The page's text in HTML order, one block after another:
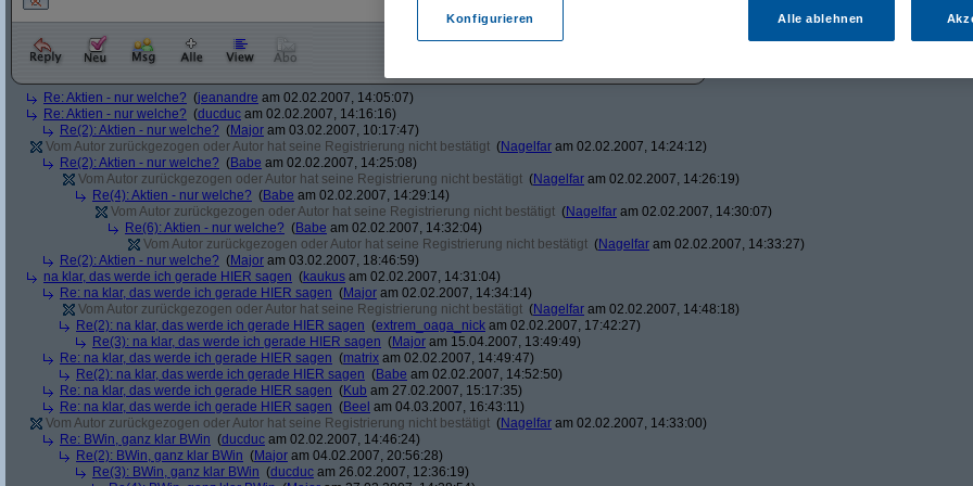
Re: Aktien - nur welche? (jeanandre am 02.02.2007, 14:05:07)
Re: Aktien - nur welche? (ducduc am 02.02.2007, 14:16:16)
Re(2): Aktien - nur welche? (Major am 03.02.2007, 10:17:47)
Vom Autor zurückgezogen oder Autor hat seine Registrierung nicht bestätigt (Nagelfar am 02.02.2007, 14:24:12)
Re(2): Aktien - nur welche? (Babe am 02.02.2007, 14:25:08)
Vom Autor zurückgezogen oder Autor hat seine Registrierung nicht bestätigt (Nagelfar am 02.02.2007, 14:26:19)
Re(4): Aktien - nur welche? (Babe am 02.02.2007, 14:29:14)
Vom Autor zurückgezogen oder Autor hat seine Registrierung nicht bestätigt (Nagelfar am 02.02.2007, 14:30:07)
Re(6): Aktien - nur welche? (Babe am 02.02.2007, 14:32:04)
Vom Autor zurückgezogen oder Autor hat seine Registrierung nicht bestätigt (Nagelfar am 02.02.2007, 14:33:27)
Re(2): Aktien - nur welche? (Major am 03.02.2007, 18:46:59)
na klar, das werde ich gerade HIER sagen (kaukus am 02.02.2007, 14:31:04)
Re: na klar, das werde ich gerade HIER sagen (Major am 02.02.2007, 14:34:14)
Vom Autor zurückgezogen oder Autor hat seine Registrierung nicht bestätigt (Nagelfar am 02.02.2007, 14:48:18)
Re(2): na klar, das werde ich gerade HIER sagen (extrem_oaga_nick am 02.02.2007, 17:42:27)
Re(3): na klar, das werde ich gerade HIER sagen (Major am 15.04.2007, 13:49:49)
Re: na klar, das werde ich gerade HIER sagen (matrix am 02.02.2007, 14:49:47)
Re(2): na klar, das werde ich gerade HIER sagen (Babe am 02.02.2007, 14:52:50)
Re: na klar, das werde ich gerade HIER sagen (Kub am 27.02.2007, 15:17:35)
Re: na klar, das werde ich gerade HIER sagen (Beel am 04.03.2007, 16:43:11)
Vom Autor zurückgezogen oder Autor hat seine Registrierung nicht bestätigt (Nagelfar am 02.02.2007, 14:33:00)
Re: BWin, ganz klar BWin (ducduc am 02.02.2007, 14:46:24)
Re(2): BWin, ganz klar BWin (Major am 04.02.2007, 20:56:28)
Re(3): BWin, ganz klar BWin (ducduc am 26.02.2007, 12:36:19)
Konfigurieren Alle ablehnen